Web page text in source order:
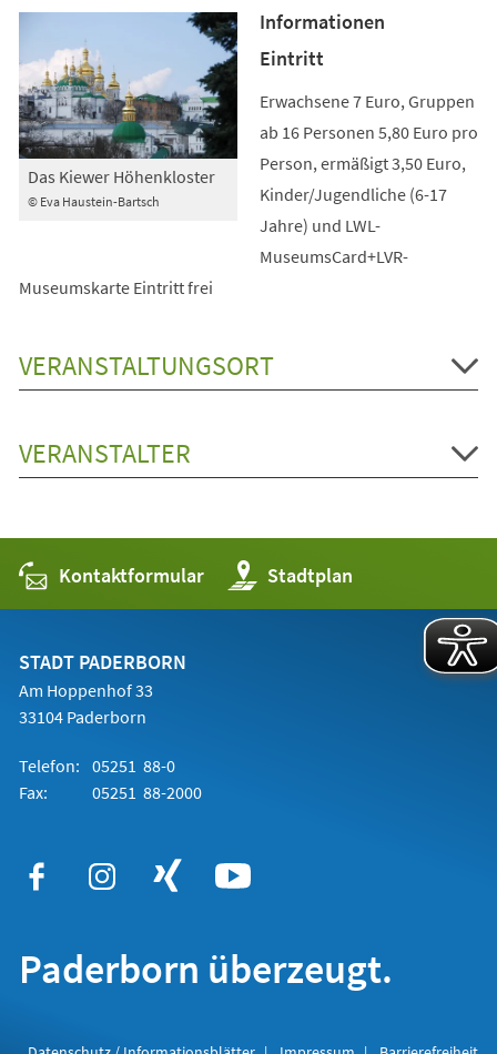
© Eva Haustein-Bartsch
Das Kiewer Höhenkloster
Informationen
Eintritt
Erwachsene 7 Euro, Gruppen
ab 16 Personen 5,80 Euro pro
Person, ermäßigt 3,50 Euro,
Kinder/Jugendliche (6-17
Jahre) und LWL-
MuseumsCard+LVR-
Museumskarte Eintritt frei
VERANSTALTUNGSORT
VERANSTALTER
Kontaktformular Stadtplan
(Öffnet
in
einem
STADT PADERBORN
Am Hoppenhof 33
33104 Paderborn
Telefon: 05251 88-0
Fax:
05251 88-2000
Paderborn überzeugt.